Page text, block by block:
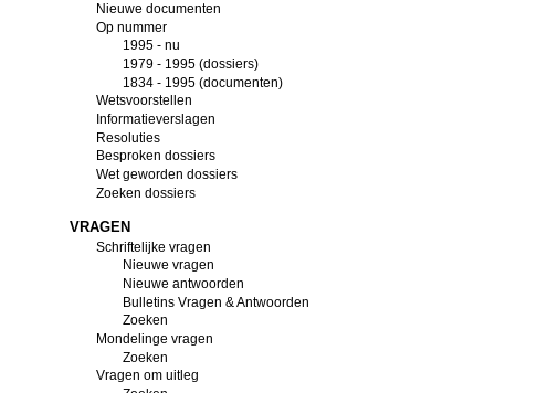
Nieuwe documenten
Op nummer
1995 - nu
1979 - 1995 (dossiers)
1834 - 1995 (documenten)
Wetsvoorstellen
Informatieverslagen
Resoluties
Besproken dossiers
Wet geworden dossiers
Zoeken dossiers
VRAGEN
Schriftelijke vragen
Nieuwe vragen
Nieuwe antwoorden
Bulletins Vragen & Antwoorden
Zoeken
Mondelinge vragen
Zoeken
Vragen om uitleg